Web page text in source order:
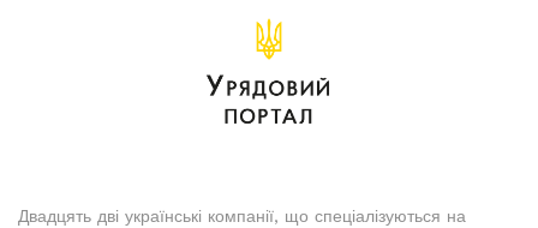
Двадцять дві українські компанії, що спеціалізуються на